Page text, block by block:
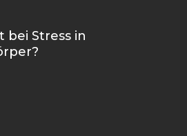
bei Stress in